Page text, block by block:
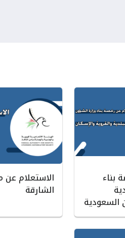
بناء
السعودية
الاستعلام عن
الشارقة